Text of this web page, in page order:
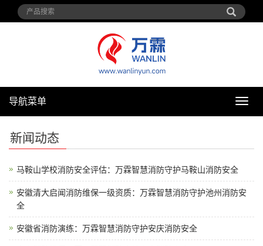
导
导航菜单
新闻动态
马鞍山学校消防安全评估：万霖智慧消防守护马鞍山消防安全
安徽清大启闻消防维保一级资质：万霖智慧消防守护池州消防安
全
安徽省消防演练：万霖智慧消防守护安庆消防安全